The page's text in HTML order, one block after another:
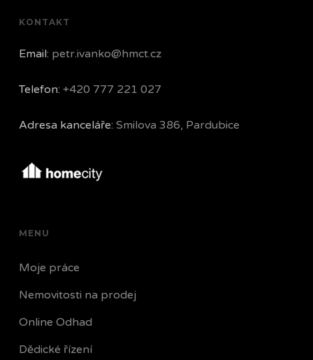
KONTAKT
Email: petr.ivanko@hmct.cz
Telefon: +420 777 221 027
Adresa kanceláře: Smilova 386, Pardubice
MENU
Moje práce
Nemovitosti na prodej
Online Odhad
Dědické řízení